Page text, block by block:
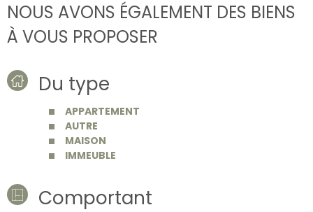
NOUS AVONS ÉGALEMENT DES BIENS
À VOUS PROPOSER
Du type
APPARTEMENT
AUTRE
MAISON
IMMEUBLE
Comportant